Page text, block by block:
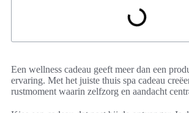
Een wellness cadeau geeft meer dan een
ervaring. Met het juiste thuis spa cadeau
rustmoment waarin zelfzorg en aandacht